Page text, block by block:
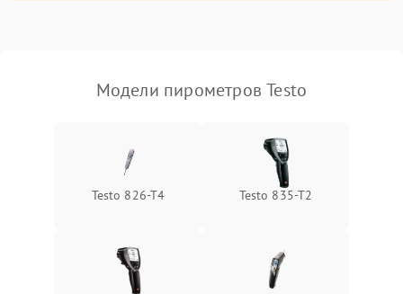
Повреждение кабеля
Неисправность системы
Подробнее →
Модели пирометров Testo
Testo 826-T4 Testo 835-T2